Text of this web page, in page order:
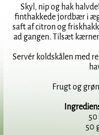
Skyl, nip og hak
finthakkede jordbær i
saft af citron og
ad gangen. Tilsæt
Servér koldskålen med
Frugt og
50